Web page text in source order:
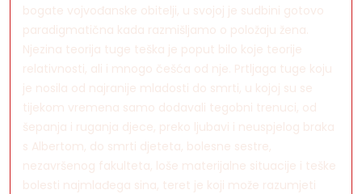
bogate vojvođanske obitelji, u svojoj je sudbini gotovo
paradigmatična kada razmišljamo o položaju žena.
Njezina teorija tuge teška je poput bilo koje teorije
relativnosti, ali i mnogo češća od nje. Prtljaga tuge koju
je nosila od najranije mladosti do smrti, u kojoj su se
tijekom vremena samo dodavali tegobni trenuci, od
šepanja i ruganja djece, preko ljubavi i neuspjelog braka
s Albertom, do smrti djeteta, bolesne sestre,
nezavršenog fakulteta, loše materijalne situacije i teške
bolesti najmlađega sina, teret je koji može razumjeti